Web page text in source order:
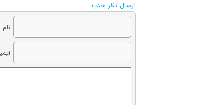
ارسال نظر جدید
نام